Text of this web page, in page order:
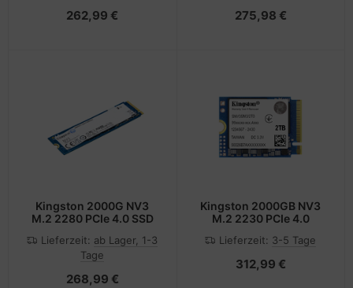
262,99 € 275,98 €
Kingston 2000G NV3
M.2 2280 PCIe 4.0 SSD
Lieferzeit: ab Lager, 1-3
Tage
268,99 €
Kingston 2000GB NV3
M.2 2230 PCIe 4.0
Lieferzeit: 3-5 Tage
312,99 €